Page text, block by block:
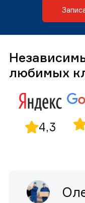
любимых
4,3